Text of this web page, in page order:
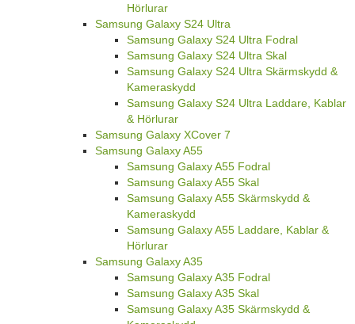
Hörlurar
Samsung Galaxy S24 Ultra
Samsung Galaxy S24 Ultra Fodral
Samsung Galaxy S24 Ultra Skal
Samsung Galaxy S24 Ultra Skärmskydd &
Kameraskydd
Samsung Galaxy S24 Ultra Laddare, Kablar
& Hörlurar
Samsung Galaxy XCover 7
Samsung Galaxy A55
Samsung Galaxy A55 Fodral
Samsung Galaxy A55 Skal
Samsung Galaxy A55 Skärmskydd &
Kameraskydd
Samsung Galaxy A55 Laddare, Kablar &
Hörlurar
Samsung Galaxy A35
Samsung Galaxy A35 Fodral
Samsung Galaxy A35 Skal
Samsung Galaxy A35 Skärmskydd &